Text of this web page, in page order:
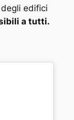
edifici
a tutti.